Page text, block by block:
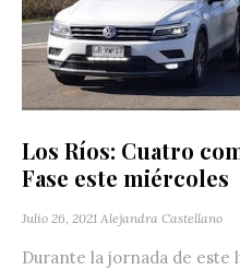
Los Ríos: Cuatro
Fase este miércoles
Julio 26, 2021 Alejandra Castellano
Durante la jornada de